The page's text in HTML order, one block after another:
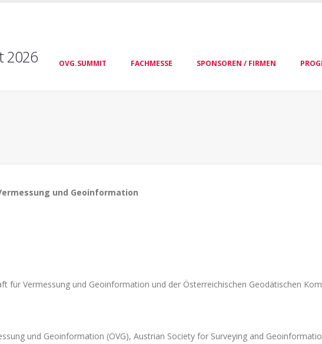
2026
OVG.SUMMIT FACHMESSE SPONSOREN / FIRMEN
und Geoinformation
für Vermessung und Geoinformation und der Österreichischen Geodätischen
und Geoinformation (OVG), Austrian Society for Surveying and